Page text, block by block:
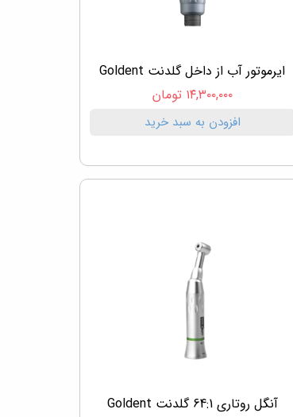
ایرموتور آب از داخل گلدنت Goldent
۱۴,۳۰۰,۰۰۰ تومان
افزودن به سبد خرید
آنگل روتاری 64:1 گلدنت Goldent